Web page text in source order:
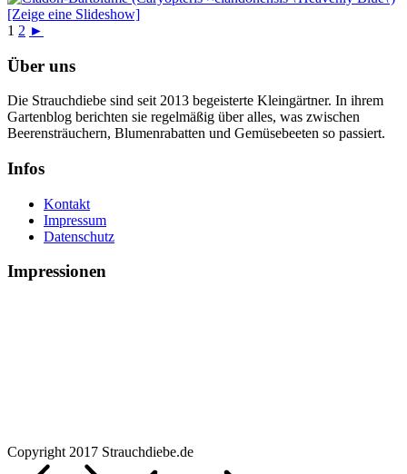
[Zeige eine Slideshow]
1 2 ►
Über uns
Die Strauchdiebe sind seit 2013 begeisterte Kleingärtner. In ihrem
Gartenblog berichten sie regelmäßig über alles, was zwischen
Beerensträuchern, Blumenrabatten und Gemüsebeeten so passiert.
Infos
Kontakt
Impressum
Datenschutz
Impressionen
Copyright 2017 Strauchdiebe.de